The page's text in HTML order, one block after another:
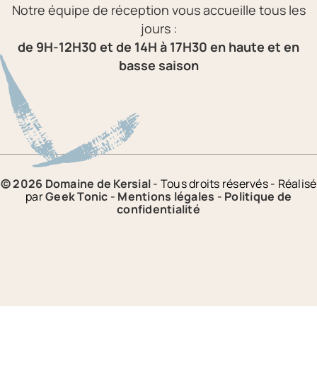
Notre équipe de réception vous accueille tous les
jours :
de 9H-12H30 et de 14H à 17H30 en haute et en
basse saison
© 2026 Domaine de Kersial- Tous droits réservés - Réalisé
parGeek Tonic - Mentions légales - Politique de
confidentialité